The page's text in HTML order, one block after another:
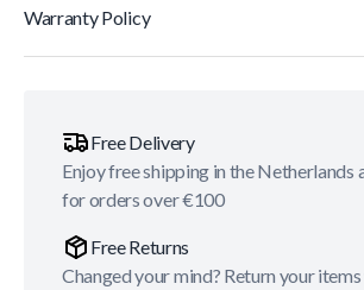
Warranty Policy
Free Delivery
Enjoy free shipping in the Netherlands
for orders over €100
Free Returns
Changed your mind? Return your